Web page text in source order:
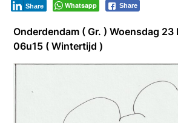
Whatsapp Share
Share
Onderdendam ( Gr. ) Woensdag
06u15 ( Wintertijd )